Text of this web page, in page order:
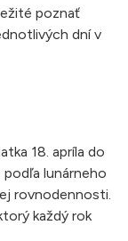
poznať
dní v
18. apríla do
podľa lunárneho
rovnodennosti.
každý rok